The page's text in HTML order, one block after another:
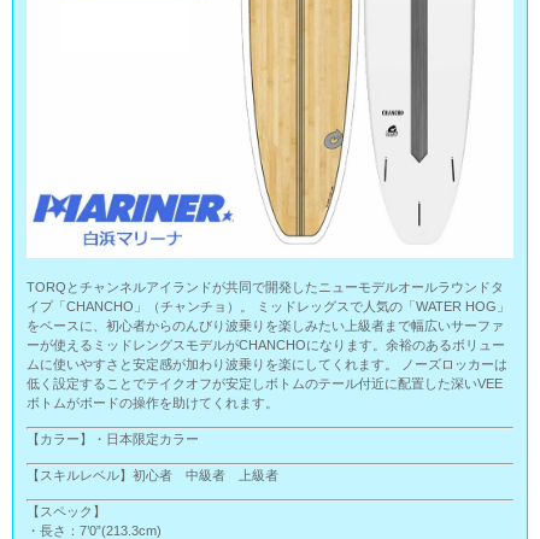
TORQとチャンネルアイランドが共同で開発したニューモデルオールラウンドタ
イプ「CHANCHO」（チャンチョ）。 ミッドレッグスで人気の「WATER HOG」
をベースに、初心者からのんびり波乗りを楽しみたい上級者まで幅広いサーファ
ーが使えるミッドレングスモデルがCHANCHOになります。余裕のあるボリュー
ムに使いやすさと安定感が加わり波乗りを楽にしてくれます。 ノーズロッカーは
低く設定することでテイクオフが安定しボトムのテール付近に配置した深いVEE
ボトムがボードの操作を助けてくれます。
【カラー】・日本限定カラー
【スキルレベル】初心者 中級者 上級者
【スペック】
・長さ：7’0”(213.3cm)